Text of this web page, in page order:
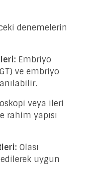
denemelerin
Embriyo
ve embriyo
veya ileri
yapısı
Olası
uygun